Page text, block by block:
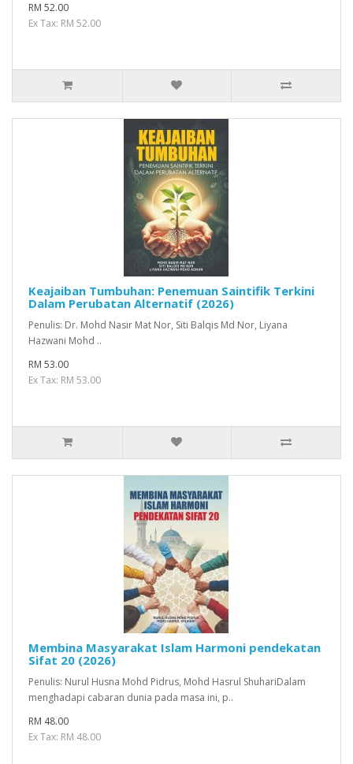
RM 52.00
Ex Tax: RM 52.00
Keajaiban Tumbuhan: Penemuan Saintifik Terkini
Dalam Perubatan Alternatif (2026)
Penulis: Dr. Mohd Nasir Mat Nor, Siti Balqis Md Nor, Liyana
Hazwani Mohd ..
RM 53.00
Ex Tax: RM 53.00
Membina Masyarakat Islam Harmoni pendekatan
Sifat 20 (2026)
Penulis: Nurul Husna Mohd Pidrus, Mohd Hasrul ShuhariDalam
menghadapi cabaran dunia pada masa ini, p..
RM 48.00
Ex Tax: RM 48.00